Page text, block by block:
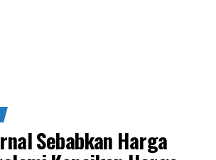
Sebabkan Harga